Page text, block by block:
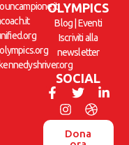
OLYMPICS
Blog Eventi
Iscriviti alla
newsletter
SOCIAL
Dona